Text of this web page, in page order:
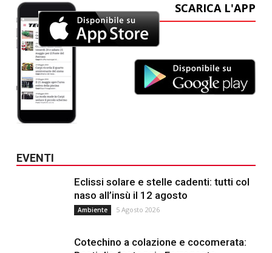
SCARICA L'APP
EVENTI
Eclissi solare e stelle cadenti: tutti col
naso all’insù il 12 agosto
Ambiente 5 Agosto 2026
Cotechino a colazione e cocomerata: